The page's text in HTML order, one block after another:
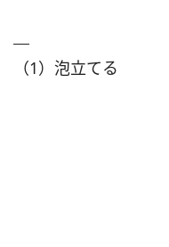
（1）泡立てる